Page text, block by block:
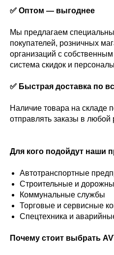
✅ Оптом — выгоднее
Мы предлагаем
покупателей, розничных
организаций с
система скидок и
✅ Быстрая доставка по
Наличие товара на складе
отправлять заказы в любой
Для кого подойдут наши
Автотранспортные
Строительные и
Коммунальные службы
Торговые и сервисные
Спецтехника и
Почему стоит выбрать